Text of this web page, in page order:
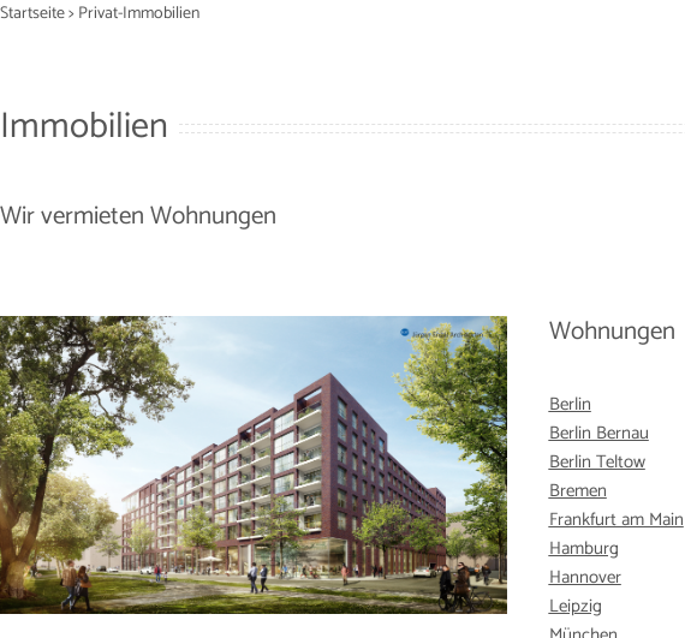
Zum
Startseite > Privat-Immobilien
Immobilien
Wir vermieten Wohnungen
Wohnungen
Berlin
Berlin Bernau
Berlin Teltow
Bremen
Frankfurt am Main
Hamburg
Hannover
Leipzig